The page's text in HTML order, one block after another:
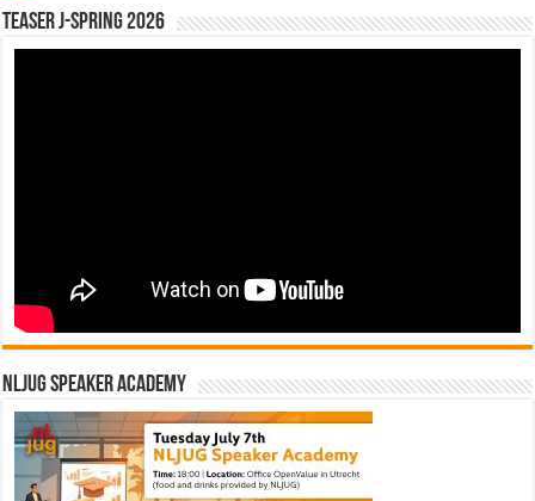
Teaser J-Spring 2026
NLJUG Speaker Academy